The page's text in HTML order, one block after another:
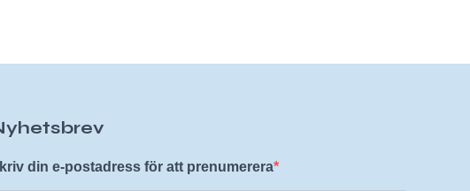
din e-postadress för att prenumerera